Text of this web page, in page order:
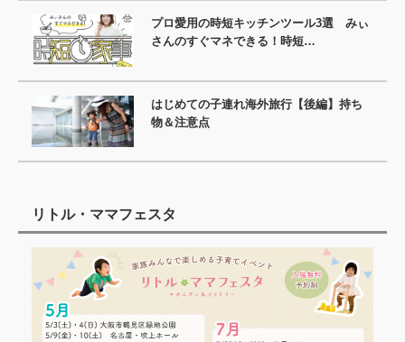
プロ愛用の時短キッチンツール3選 みぃ
さんのすぐマネできる！時短…
はじめての子連れ海外旅行【後編】持ち
物＆注意点
リトル・ママフェスタ